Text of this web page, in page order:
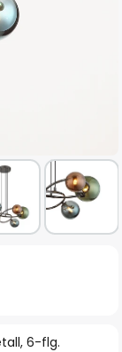
6-flg.